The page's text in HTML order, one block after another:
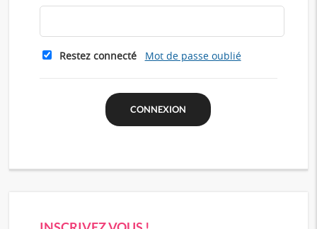
Restez connecté Mot de passe oublié